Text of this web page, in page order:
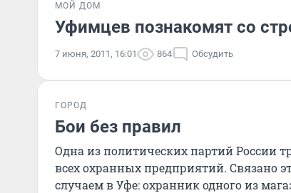
МОЙ ДОМ
Уфимцев познакомят со
7 июня, 2011, 16:01 864 Обсудить
ГОРОД
Бои без правил
Одна из политических партий России
всех охранных предприятий. Связано
случаем в Уфе: охранник одного из